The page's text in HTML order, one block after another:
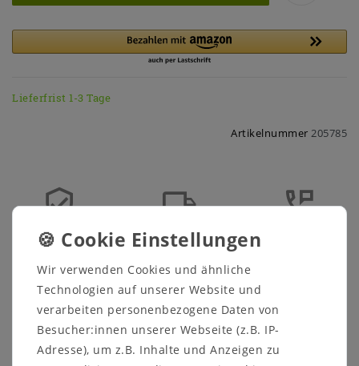
Lieferfrist 1-3 Tage
Artikelnummer 205785
Sicher
Schneller
Beschreibung
Technische Daten
Wir verwenden Cookies und ähnliche
Technologien auf unserer Website und
verarbeiten personenbezogene Daten von
Besucher:innen unserer Webseite (z.B. IP-
Adresse), um z.B. Inhalte und Anzeigen zu